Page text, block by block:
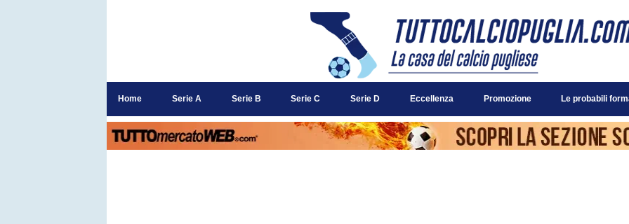
Home Serie A Serie B Serie C Serie D Eccellenza Promozione Le probabili